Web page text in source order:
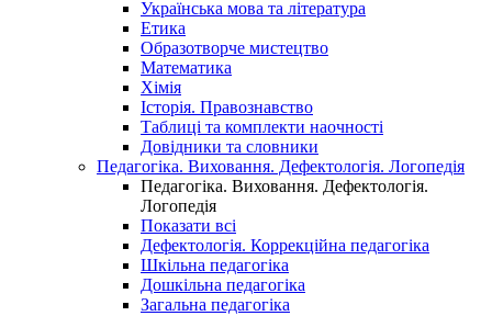
Українська мова та література
Етика
Образотворче мистецтво
Математика
Хімія
Історія. Правознавство
Таблиці та комплекти наочності
Довідники та словники
Педагогіка. Виховання. Дефектологія. Логопедія
Педагогіка. Виховання. Дефектологія.
Логопедія
Показати всі
Дефектологія. Коррекційна педагогіка
Шкільна педагогіка
Дошкільна педагогіка
Загальна педагогіка